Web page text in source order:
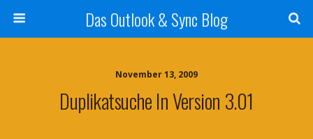
Das Outlook & Sync Blog
November 13, 2009
Duplikatsuche In Version 3.01